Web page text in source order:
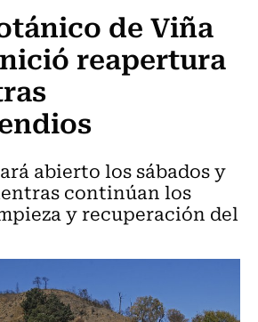
de Viña
reapertura
abierto los sábados y
continúan los
y recuperación del